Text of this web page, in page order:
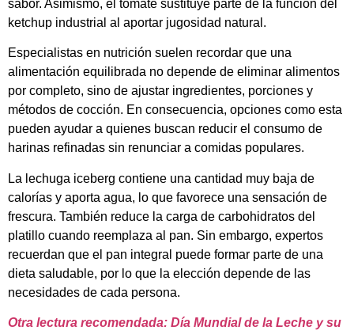
sabor. Asimismo, el tomate sustituye parte de la función del
ketchup industrial al aportar jugosidad natural.
Especialistas en nutrición suelen recordar que una
alimentación equilibrada no depende de eliminar alimentos
por completo, sino de ajustar ingredientes, porciones y
métodos de cocción. En consecuencia, opciones como esta
pueden ayudar a quienes buscan reducir el consumo de
harinas refinadas sin renunciar a comidas populares.
La lechuga iceberg contiene una cantidad muy baja de
calorías y aporta agua, lo que favorece una sensación de
frescura. También reduce la carga de carbohidratos del
platillo cuando reemplaza al pan. Sin embargo, expertos
recuerdan que el pan integral puede formar parte de una
dieta saludable, por lo que la elección depende de las
necesidades de cada persona.
Otra lectura recomendada: Día Mundial de la Leche y su